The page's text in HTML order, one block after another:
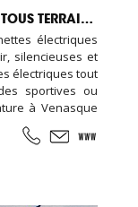
TROTRX TROTINETTES ELECTRIQUES TOUS TERRAINS
électriques
silencieuses et
électriques tout
sportives ou
à Venasque
électrique E-
randonner